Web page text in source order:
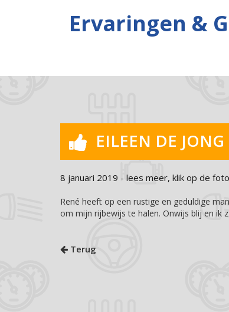
Ervaringen &
EILEEN DE JONG
8 januari 2019 - lees meer, klik op de foto
René heeft op een rustige en geduldige
om mijn rijbewijs te halen. Onwijs blij en ik
Terug